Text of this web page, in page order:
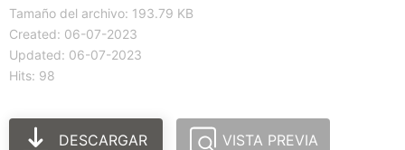
Tamaño del archivo: 193.79 KB
Created: 06-07-2023
Updated: 06-07-2023
Hits: 98
DESCARGAR VISTA PREVIA